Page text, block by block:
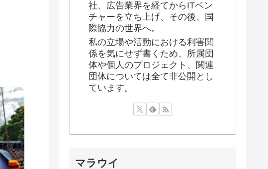
社、広告業界を経てからITベン
チャーを立ち上げ、その後、国
際協力の世界へ。
私の立場や活動における利害関
係を気にせず書くため、所属団
体や個人のプロジェクト、関連
団体については全て非公開とし
ています。
マラウイ